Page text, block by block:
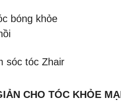
bóng khỏe
sóc tóc Zhair
CHO TÓC KHỎE